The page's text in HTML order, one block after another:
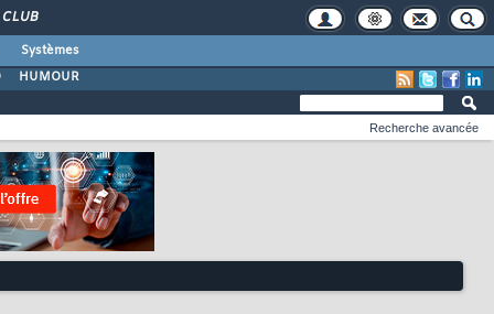
CLUB
Systèmes
HUMOUR
Recherche avancée